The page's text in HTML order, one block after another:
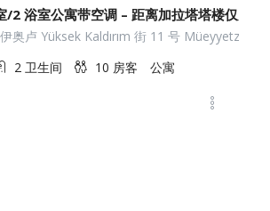
/2 浴室公寓带空调 – 距离加拉塔塔楼仅几步
奥卢 Yüksek Kaldırım 街 11 号 Müeyyetzade
2 卫生间 10 房客 公寓